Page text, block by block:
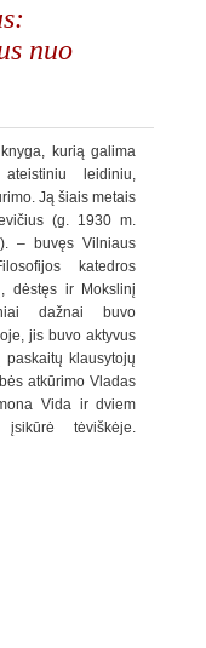
nuo
kurią galima
leidiniu,
Ją šiais metais
(g. 1930 m.
– buvęs Vilniaus
katedros
dėstęs ir Mokslinį
dažnai buvo
jis buvo aktyvus
klausytojų
atkūrimo Vladas
Vida ir dviem
tėviškėje.